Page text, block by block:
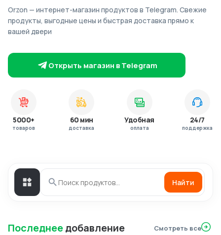
Orzon — интернет-магазин продуктов в Telegram. Свежие
продукты, выгодные цены и быстрая доставка прямо к
вашей двери
Открыть магазин в Telegram
5000+
товаров
60 мин
доставка
Удобная
оплата
24/7
поддержка
Найти
Последнеедобавление Смотреть все